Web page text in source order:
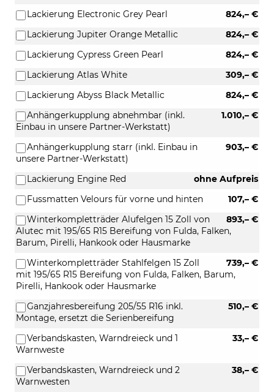
824,– €
Lackierung Electronic Grey Pearl
824,– €
Lackierung Jupiter Orange Metallic
824,– €
Lackierung Cypress Green Pearl
309,– €
Lackierung Atlas White
824,– €
Lackierung Abyss Black Metallic
1.010,– €
Anhängerkupplung abnehmbar (inkl.
Einbau in unsere Partner-Werkstatt)
903,– €
Anhängerkupplung starr (inkl. Einbau in
unsere Partner-Werkstatt)
ohne Aufpreis
Lackierung Engine Red
107,– €
Fussmatten Velours für vorne und hinten
893,– €
Winterkompletträder Alufelgen 15 Zoll von
Alutec mit 195/65 R15 Bereifung von Fulda, Falken,
Barum, Pirelli, Hankook oder Hausmarke
739,– €
Winterkompletträder Stahlfelgen 15 Zoll
mit 195/65 R15 Bereifung von Fulda, Falken, Barum,
Pirelli, Hankook oder Hausmarke
510,– €
Ganzjahresbereifung 205/55 R16 inkl.
Montage, ersetzt die Serienbereifung
33,– €
Verbandskasten, Warndreieck und 1
Warnweste
38,– €
Verbandskasten, Warndreieck und 2
Warnwesten